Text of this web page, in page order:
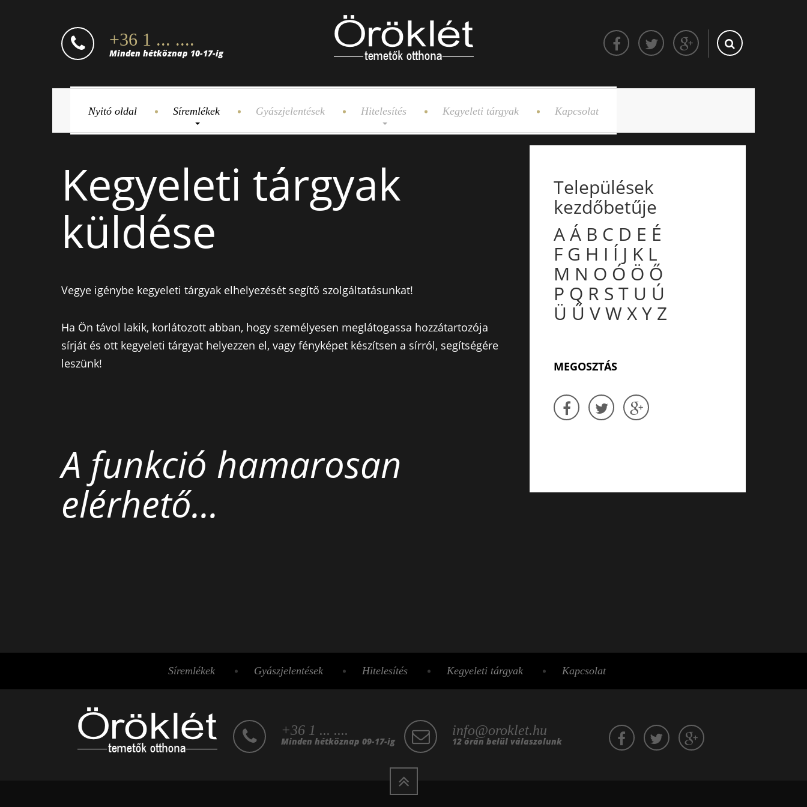
+36 1 ... ....
Minden hétköznap 10-17-ig
Nyitó oldal Síremlékek Gyászjelentések Hitelesítés Kegyeleti tárgyak Kapcsolat
Kegyeleti tárgyak
küldése
Vegye igénybe kegyeleti tárgyak elhelyezését segítő szolgáltatásunkat!
Ha Ön távol lakik, korlátozott abban, hogy személyesen meglátogassa hozzátartozója
sírját és ott kegyeleti tárgyat helyezzen el, vagy fényképet készítsen a sírról, segítségére
leszünk!
A funkció hamarosan
elérhető...
Települések
kezdőbetűje
AÁ B C D E É
F G H I Í J K L
M N O Ó Ö Ő
P Q R S T U Ú
Ü Ű VWXY Z
MEGOSZTÁS
Síremlékek Gyászjelentések Hitelesítés Kegyeleti tárgyak Kapcsolat
+36 1 ... ....
Minden hétköznap 09-17-ig
info@oroklet.hu
12 órán belül válaszolunk